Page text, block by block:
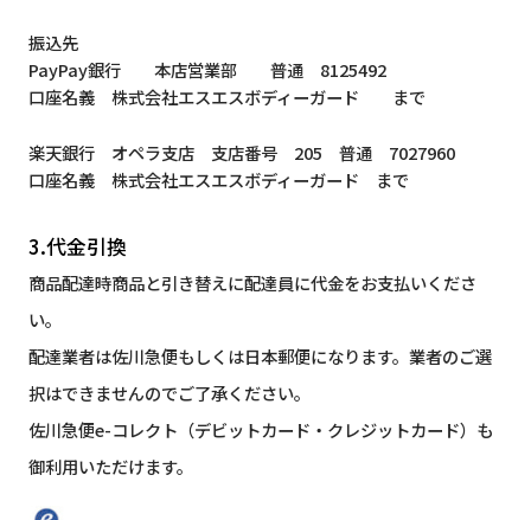
振込先
PayPay銀行 本店営業部 普通 8125492
口座名義 株式会社エスエスボディーガード まで
楽天銀行 オペラ支店 支店番号 205 普通 7027960
口座名義 株式会社エスエスボディーガード まで
3.代金引換
商品配達時商品と引き替えに配達員に代金をお支払いくださ
い。
配達業者は佐川急便もしくは日本郵便になります。業者のご選
択はできませんのでご了承ください。
佐川急便e-コレクト（デビットカード・クレジットカード）も
御利用いただけます。